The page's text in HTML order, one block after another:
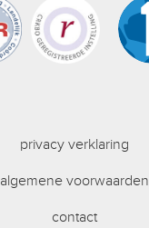
privacy verklaring
algemene voorwaarden
contact